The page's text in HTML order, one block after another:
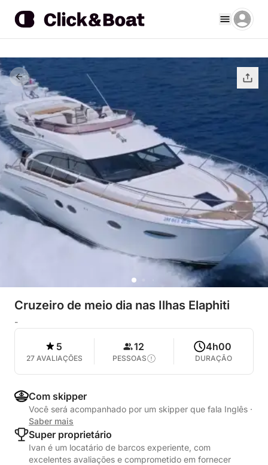
Cruzeiro de meio dia nas Ilhas Elaphiti
-
5
27 AVALIAÇÕES
12
PESSOAS
4h00
DURAÇÃO
Com skipper
Você será acompanhado por um skipper que fala Inglês ·
Saber mais
Super proprietário
Ivan é um locatário de barcos experiente, com
excelentes avaliações e comprometido em fornecer